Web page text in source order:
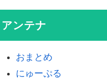
アンテナ
おまとめ
にゅーぷる